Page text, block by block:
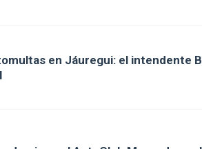
en Jáuregui: el intendente